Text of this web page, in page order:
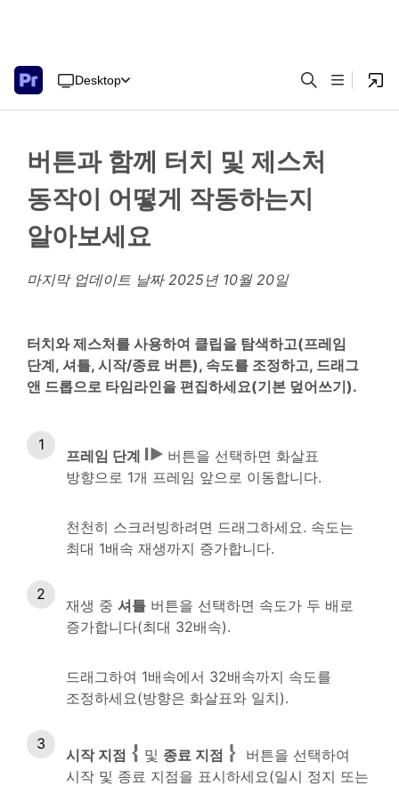
Desktop
버튼과 함께 터치 및 제스처
동작이 어떻게 작동하는지
알아보세요
마지막 업데이트 날짜 2025년 10월 20일
터치와 제스처를 사용하여 클립을 탐색하고(프레임
단계, 셔틀, 시작/종료 버튼), 속도를 조정하고, 드래그
앤 드롭으로 타임라인을 편집하세요(기본 덮어쓰기).
프레임 단계
버튼을 선택하면 화살표
방향으로 1개 프레임 앞으로 이동합니다.
천천히 스크러빙하려면 드래그하세요. 속도는
최대 1배속 재생까지 증가합니다.
재생 중 셔틀 버튼을 선택하면 속도가 두 배로
증가합니다(최대 32배속).
드래그하여 1배속에서 32배속까지 속도를
조정하세요(방향은 화살표와 일치).
시작 지점 및 종료 지점
버튼을 선택하여
시작 및 종료 지점을 표시하세요(일시 정지 또는